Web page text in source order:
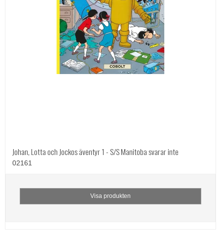
Johan, Lotta och Jockos äventyr 1 - S/S Manitoba svarar inte
02161
Visa produkten